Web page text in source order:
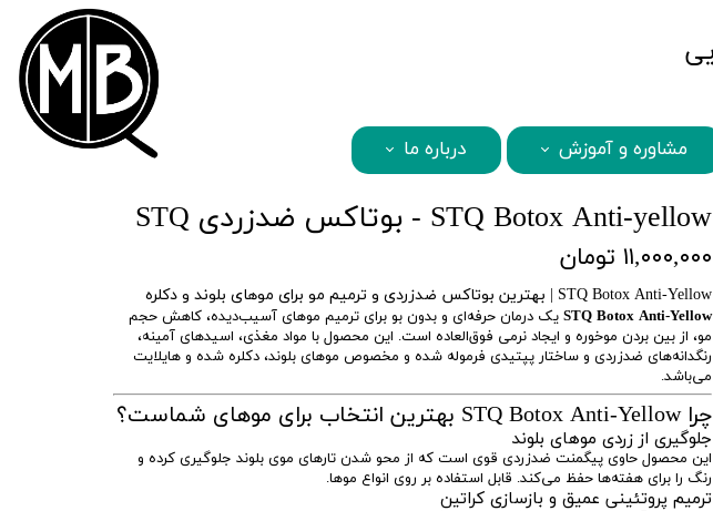
مشاوره و آموزش درباره ما
STQ Botox Anti-yellow​​​​​​​ - بوتاکس ضدزردی STQ
۱۱,۰۰۰,۰۰۰ تومان
STQ Botox Anti-Yellow | بهترین بوتاکس ضدزردی و ترمیم مو برای موهای بلوند و دکلره
STQ Botox Anti-Yellow یک درمان حرفه‌ای و بدون بو برای ترمیم موهای آسیب‌دیده، کاهش حجم
مو، از بین بردن موخوره و ایجاد نرمی فوق‌العاده است. این محصول با مواد مغذی، اسیدهای آمینه،
رنگدانه‌های ضدزردی و ساختار پپتیدی فرموله شده و مخصوص موهای بلوند، دکلره شده و هایلایت
می‌باشد.
چرا STQ Botox Anti-Yellow بهترین انتخاب برای موهای شماست؟
جلوگیری از زردی موهای بلوند
این محصول حاوی پیگمنت ضدزردی قوی است که از محو شدن تارهای موی بلوند جلوگیری کرده و
رنگ را برای هفته‌ها حفظ می‌کند. قابل استفاده بر روی انواع موها.
ترمیم پروتئینی عمیق و بازسازی کراتین